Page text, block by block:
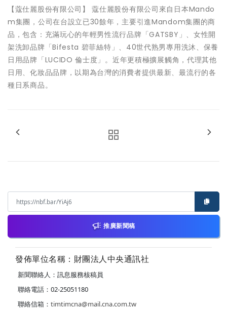
【蔻仕麗股份有限公司】 蔻仕麗股份有限公司來自日本Mando
m集團，公司在台設立已30餘年，主要引進Mandom集團的商
品，包含：充滿玩心的年輕男性流行品牌「GATSBY」、女性開
架洗卸品牌「Bifesta 碧菲絲特」、40世代熟男專用洗沐、保養
日用品牌「LUCIDO 倫士度」。近年更積極擴展觸角，代理其他
日用、化妝品品牌，以期為台灣的消費者提供最新、最流行的各
種日系商品。
推廣新聞稿
發佈單位名稱：財團法人中央通訊社
新聞聯絡人：訊息服務核稿員
聯絡電話：02-25051180
聯絡信箱： timtimcna@mail.cna.com.tw